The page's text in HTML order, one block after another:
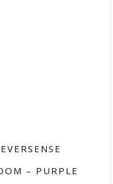
EVERSENSE
– PURPLE